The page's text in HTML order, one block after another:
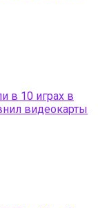
в 10 играх в
видеокарты